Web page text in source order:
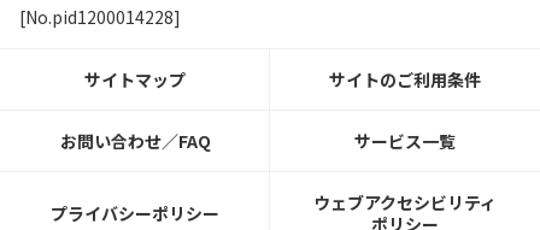
[No.pid1200014228]
サイトマップ サイトのご利用条件
お問い合わせ／FAQ サービス一覧
プライバシーポリシー
ウェブアクセシビリティ
ポリシー